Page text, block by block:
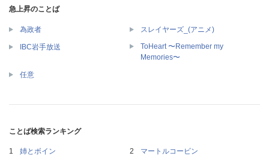
急上昇のことば
為政者 スレイヤーズ_(アニメ)
IBC岩手放送
ToHeart 〜Remember my
Memories〜
任意
ことば検索ランキング
姉とボイン
マートルコービン